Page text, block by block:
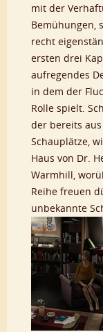
mit der
Bemühungen,
recht
ersten drei
aufregendes
in dem der
Rolle spielt.
der bereits
Schauplätze,
Haus von Dr.
Warmhill,
Reihe freuen
unbekannte